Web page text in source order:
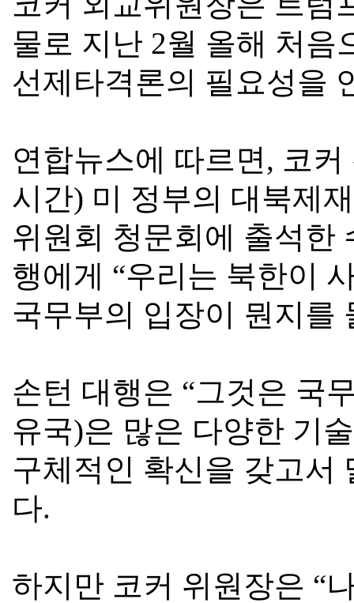
물로 지난 2월 올해 처음
선제타격론의 필요성을
연합뉴스에 따르면, 코커
시간) 미 정부의 대북제
위원회 청문회에 출석한
행에게 “우리는 북한이
국무부의 입장이 뭔지를
손턴 대행은 “그것은 국
유국)은 많은 다양한 기
구체적인 확신을 갖고서
다.
하지만 코커 위원장은 “